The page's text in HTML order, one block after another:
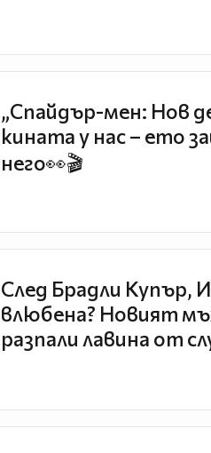
„Спайдър-мен: Нов
кината у нас – ето
него👀🎬
След Брадли Купър,
влюбена? Новият
разпали лавина от